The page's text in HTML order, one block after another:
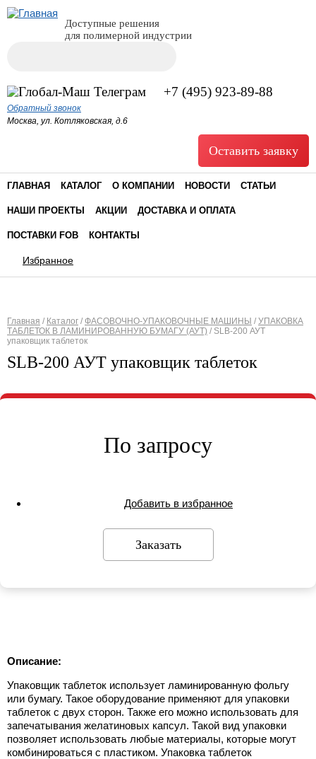
Доступные решения
для полимерной индустрии
+7 (495) 923-89-88
Обратный звонок
Москва, ул. Котляковская, д.6
Оставить заявку
ГЛАВНАЯ КАТАЛОГ О КОМПАНИИ НОВОСТИ СТАТЬИ
НАШИ ПРОЕКТЫ АКЦИИ ДОСТАВКА И ОПЛАТА
ПОСТАВКИ FOB КОНТАКТЫ
Избранное
Вы здесь
Главная / Каталог / ФАСОВОЧНО-УПАКОВОЧНЫЕ МАШИНЫ / УПАКОВКА
ТАБЛЕТОК В ЛАМИНИРОВАННУЮ БУМАГУ (АУТ) / SLB-200 АУТ
упаковщик таблеток
SLB-200 АУТ упаковщик таблеток
По запросу
Добавить в избранное
Заказать
Описание:
Упаковщик таблеток использует ламинированную фольгу
или бумагу. Такое оборудование применяют для упаковки
таблеток с двух сторон. Также его можно использовать для
запечатывания желатиновых капсул. Такой вид упаковки
позволяет использовать любые материалы, которые могут
комбинироваться с пластиком. Упаковка таблеток